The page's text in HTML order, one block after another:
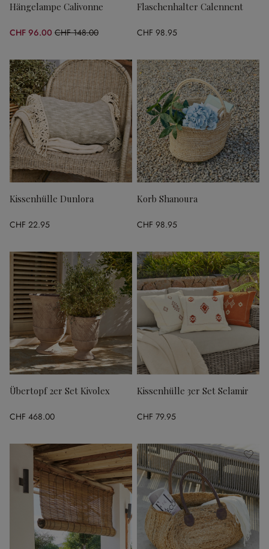
Hängelampe Calivonne
CHF 96.00 CHF 148.00
(35.14% gespart)
Flaschenhalter Calennent
CHF 98.95
Kissenhülle Dunlora
CHF 22.95
Korb Shanoura
CHF 98.95
Übertopf 2er Set Kivolex
CHF 468.00
Kissenhülle 3er Set Selamir
CHF 79.95